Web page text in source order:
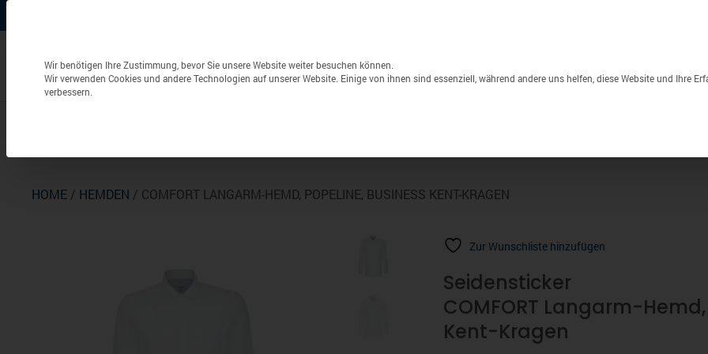
search
HOME / HEMDEN / COMFORT LANGARM-HEMD, POPELINE, BUSINESS KENT-KRAGEN
Zur Wunschliste hinzufügen
Seidensticker
COMFORT Langarm-
Kent-Kragen
Datenschutzeinstellungen
Wir benötigen Ihre Zustimmung, bevor Sie unsere Website weiter besuchen können.
Wir verwenden Cookies und andere Technologien auf unserer Website. Einige von ihnen sind essenziell, während andere uns helfen, diese Website und Ihre
verbessern.